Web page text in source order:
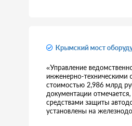
Крымский мост
«Управление
инженерно-техническими
стоимостью 2,986 млрд
документации
средствами защиты
установлены на